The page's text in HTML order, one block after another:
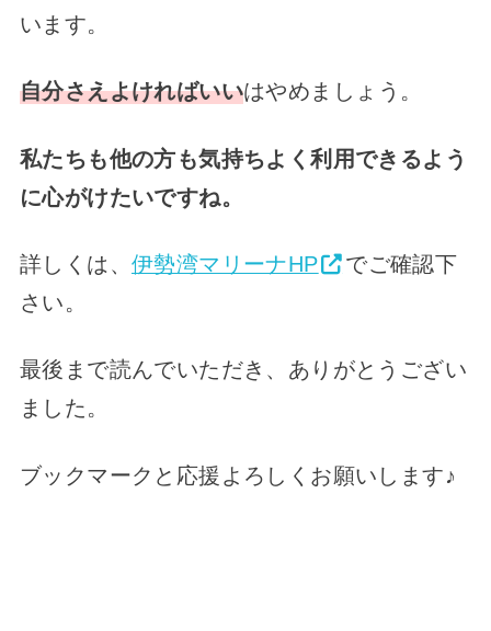
います。
自分さえよければいいはやめましょう。
私たちも他の方も気持ちよく利用できるよう
に心がけたいですね。
詳しくは、 伊勢湾マリーナHP
でご確認下
さい。
最後まで読んでいただき、ありがとうござい
ました。
ブックマークと応援よろしくお願いします♪